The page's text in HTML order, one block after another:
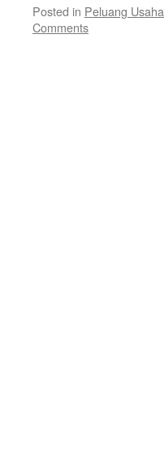
Posted in Peluang Usaha
Comments